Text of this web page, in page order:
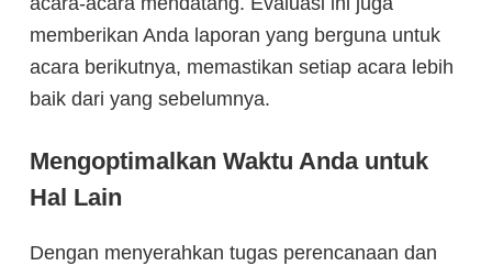
memberikan Anda laporan yang berguna untuk
acara berikutnya, memastikan setiap acara lebih
baik dari yang sebelumnya.
Mengoptimalkan Waktu Anda untuk
Hal Lain
Dengan menyerahkan tugas perencanaan dan